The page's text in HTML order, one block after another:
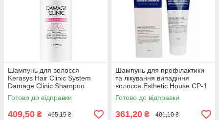
Шампунь для волосся
Kerasys Hair Clinic System
Damage Clinic Shampoo
600ml
Готово до відправки
409,50 ₴ 465,15 ₴
Шампунь для профілактики
та лікування випадіння
волосся Esthetic House CP-1
Anti-Hair Loss Scalp
Готово до відправки
361,20 ₴ 401,10 ₴